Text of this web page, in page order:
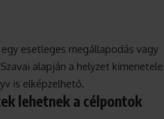
esetleges megállapodás vagy
alapján a helyzet kimenetele
is elképzelhető.
lehetnek a célpontok